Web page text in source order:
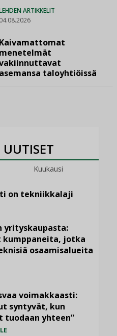
ARTIKKELIT
04.08.2026
Kaivamattomat
menetelmät
asemansa taloyhtiöissä
Kuukausi
on tekniikkalaji
yrityskaupasta:
kumppaneita, jotka
osaamisalueita
voimakkaasti:
syntyvät, kun
yhteen”